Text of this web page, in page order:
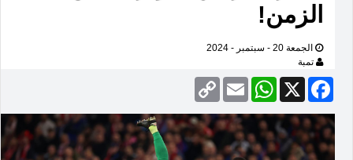
الزمن!
الجمعة 20 - سبتمبر - 2024
تمبة
Facebook
X
WhatsApp
Email
Copy
Link